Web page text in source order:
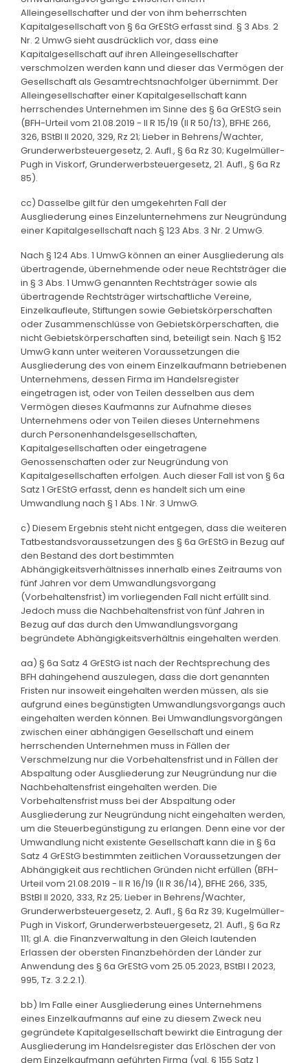
Alleingesellschafter und der von ihm beherrschten
Kapitalgesellschaft von § 6a GrEStG erfasst sind. § 3 Abs. 2
Nr. 2 UmwG sieht ausdrücklich vor, dass eine
Kapitalgesellschaft auf ihren Alleingesellschafter
verschmolzen werden kann und dieser das Vermögen der
Gesellschaft als Gesamtrechtsnachfolger übernimmt. Der
Alleingesellschafter einer Kapitalgesellschaft kann
herrschendes Unternehmen im Sinne des § 6a GrEStG sein
(BFH-Urteil vom 21.08.2019 - II R 15/19 (II R 50/13), BFHE 266,
326, BStBl II 2020, 329, Rz 21; Lieber in Behrens/Wachter,
Grunderwerbsteuergesetz, 2. Aufl., § 6a Rz 30; Kugelmüller-
Pugh in Viskorf, Grunderwerbsteuergesetz, 21. Aufl., § 6a Rz
85).
cc) Dasselbe gilt für den umgekehrten Fall der
Ausgliederung eines Einzelunternehmens zur Neugründung
einer Kapitalgesellschaft nach § 123 Abs. 3 Nr. 2 UmwG.
Nach § 124 Abs. 1 UmwG können an einer Ausgliederung als
übertragende, übernehmende oder neue Rechtsträger die
in § 3 Abs. 1 UmwG genannten Rechtsträger sowie als
übertragende Rechtsträger wirtschaftliche Vereine,
Einzelkaufleute, Stiftungen sowie Gebietskörperschaften
oder Zusammenschlüsse von Gebietskörperschaften, die
nicht Gebietskörperschaften sind, beteiligt sein. Nach § 152
UmwG kann unter weiteren Voraussetzungen die
Ausgliederung des von einem Einzelkaufmann betriebenen
Unternehmens, dessen Firma im Handelsregister
eingetragen ist, oder von Teilen desselben aus dem
Vermögen dieses Kaufmanns zur Aufnahme dieses
Unternehmens oder von Teilen dieses Unternehmens
durch Personenhandelsgesellschaften,
Kapitalgesellschaften oder eingetragene
Genossenschaften oder zur Neugründung von
Kapitalgesellschaften erfolgen. Auch dieser Fall ist von § 6a
Satz 1 GrEStG erfasst, denn es handelt sich um eine
Umwandlung nach § 1 Abs. 1 Nr. 3 UmwG.
c) Diesem Ergebnis steht nicht entgegen, dass die weiteren
Tatbestandsvoraussetzungen des § 6a GrEStG in Bezug auf
den Bestand des dort bestimmten
Abhängigkeitsverhältnisses innerhalb eines Zeitraums von
fünf Jahren vor dem Umwandlungsvorgang
(Vorbehaltensfrist) im vorliegenden Fall nicht erfüllt sind.
Jedoch muss die Nachbehaltensfrist von fünf Jahren in
Bezug auf das durch den Umwandlungsvorgang
begründete Abhängigkeitsverhältnis eingehalten werden.
aa) § 6a Satz 4 GrEStG ist nach der Rechtsprechung des
BFH dahingehend auszulegen, dass die dort genannten
Fristen nur insoweit eingehalten werden müssen, als sie
aufgrund eines begünstigten Umwandlungsvorgangs auch
eingehalten werden können. Bei Umwandlungsvorgängen
zwischen einer abhängigen Gesellschaft und einem
herrschenden Unternehmen muss in Fällen der
Verschmelzung nur die Vorbehaltensfrist und in Fällen der
Abspaltung oder Ausgliederung zur Neugründung nur die
Nachbehaltensfrist eingehalten werden. Die
Vorbehaltensfrist muss bei der Abspaltung oder
Ausgliederung zur Neugründung nicht eingehalten werden,
um die Steuerbegünstigung zu erlangen. Denn eine vor der
Umwandlung nicht existente Gesellschaft kann die in § 6a
Satz 4 GrEStG bestimmten zeitlichen Voraussetzungen der
Abhängigkeit aus rechtlichen Gründen nicht erfüllen (BFH-
Urteil vom 21.08.2019 - II R 16/19 (II R 36/14), BFHE 266, 335,
BStBl II 2020, 333, Rz 25; Lieber in Behrens/Wachter,
Grunderwerbsteuergesetz, 2. Aufl., § 6a Rz 39; Kugelmüller-
Pugh in Viskorf, Grunderwerbsteuergesetz, 21. Aufl., § 6a Rz
111; gl.A. die Finanzverwaltung in den Gleich lautenden
Erlassen der obersten Finanzbehörden der Länder zur
Anwendung des § 6a GrEStG vom 25.05.2023, BStBl I 2023,
995, Tz. 3.2.2.1).
bb) Im Falle einer Ausgliederung eines Unternehmens
eines Einzelkaufmanns auf eine zu diesem Zweck neu
gegründete Kapitalgesellschaft bewirkt die Eintragung der
Ausgliederung im Handelsregister das Erlöschen der von
dem Einzelkaufmann geführten Firma (vgl. § 155 Satz 1